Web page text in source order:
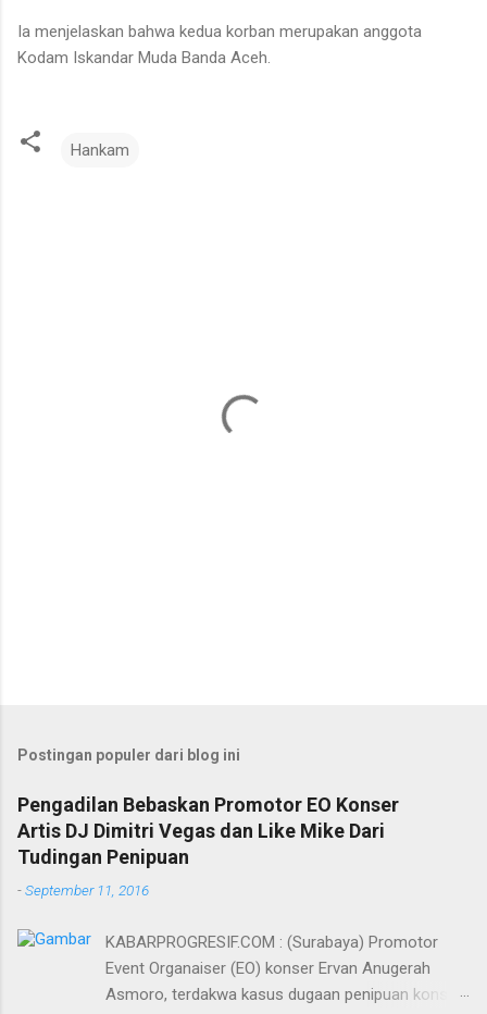
Ia menjelaskan bahwa kedua korban merupakan anggota
Kodam Iskandar Muda Banda Aceh.
Hankam
Postingan populer dari blog ini
Pengadilan Bebaskan Promotor EO Konser
Artis DJ Dimitri Vegas dan Like Mike Dari
Tudingan Penipuan
-September 11, 2016
KABARPROGRESIF.COM : (Surabaya) Promotor
Event Organaiser (EO) konser Ervan Anugerah
Asmoro, terdakwa kasus dugaan penipuan konser